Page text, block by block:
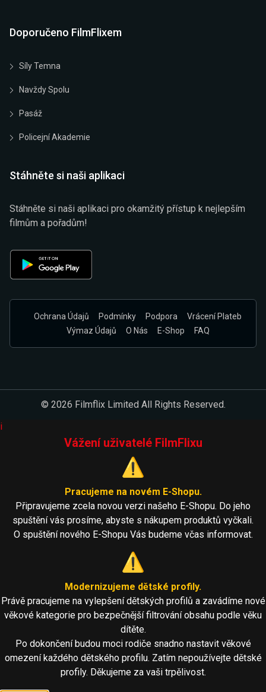
Doporučeno FilmFlixem
Síly Temna
Navždy Spolu
Pasáž
Policejní Akademie
Stáhněte si naši aplikaci
Stáhněte si naši aplikaci pro okamžitý přístup k nejlepším
filmům a pořadům!
Ochrana Údajů Podmínky Podpora
Vrácení Plateb
Výmaz Údajů
O Nás E-Shop FAQ
© 2026 Filmflix Limited All Rights Reserved.
i
Vážení uživatelé FilmFlixu
⚠️
Pracujeme na novém E-Shopu.
Připravujeme zcela novou verzi našeho E-Shopu. Do jeho
spuštění vás prosíme, abyste s nákupem produktů vyčkali.
O spuštění nového E-Shopu Vás budeme včas informovat.
⚠️
Modernizujeme dětské profily.
Právě pracujeme na vylepšení dětských profilů a zavádíme nové
věkové kategorie pro bezpečnější filtrování obsahu podle věku
dítěte.
Po dokončení budou moci rodiče snadno nastavit věkové
omezení každého dětského profilu. Zatím nepoužívejte dětské
profily. Děkujeme za vaši trpělivost.